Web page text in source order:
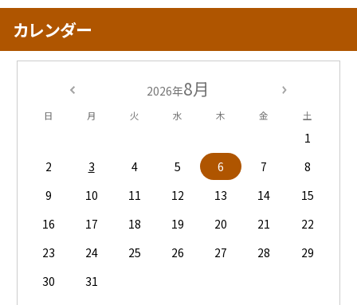
カレンダー
2026年8月
日 月 火 水 木 金 土
1
2
3 4 5 6 7
8
9
10 11 12 13 14
15
16
17 18 19 20 21
22
23
24 25 26 27 28
29
30
31